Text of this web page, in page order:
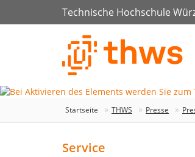
Technische Hochschule
Startseite THWS Presse
Service